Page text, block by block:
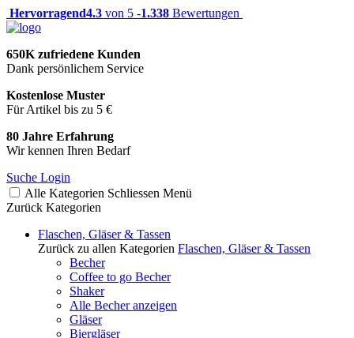
Hervorragend4.3 von 5 -1.338 Bewertungen
650K zufriedene Kunden
Dank persönlichem Service
Kostenlose Muster
Für Artikel bis zu 5 €
80 Jahre Erfahrung
Wir kennen Ihren Bedarf
Suche Login
Alle Kategorien Schliessen Menü
Zurück Kategorien
Flaschen, Gläser & Tassen
Zurück zu allen Kategorien Flaschen, Gläser & Tassen
Becher
Coffee to go Becher
Shaker
Alle Becher anzeigen
Gläser
Biergläser